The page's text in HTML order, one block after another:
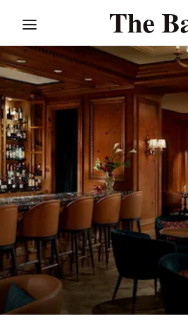
Skip to main content